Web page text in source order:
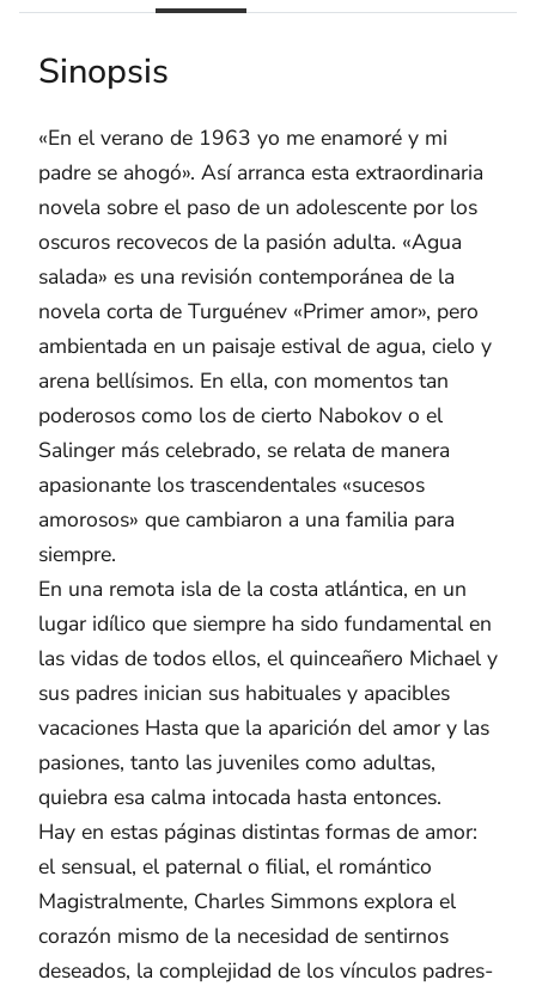
Sinopsis
«En el verano de 1963 yo me enamoré y mi
padre se ahogó». Así arranca esta extraordinaria
novela sobre el paso de un adolescente por los
oscuros recovecos de la pasión adulta. «Agua
salada» es una revisión contemporánea de la
novela corta de Turguénev «Primer amor», pero
ambientada en un paisaje estival de agua, cielo y
arena bellísimos. En ella, con momentos tan
poderosos como los de cierto Nabokov o el
Salinger más celebrado, se relata de manera
apasionante los trascendentales «sucesos
amorosos» que cambiaron a una familia para
siempre.
En una remota isla de la costa atlántica, en un
lugar idílico que siempre ha sido fundamental en
las vidas de todos ellos, el quinceañero Michael y
sus padres inician sus habituales y apacibles
vacaciones Hasta que la aparición del amor y las
pasiones, tanto las juveniles como adultas,
quiebra esa calma intocada hasta entonces.
Hay en estas páginas distintas formas de amor:
el sensual, el paternal o filial, el romántico
Magistralmente, Charles Simmons explora el
corazón mismo de la necesidad de sentirnos
deseados, la complejidad de los vínculos padres-